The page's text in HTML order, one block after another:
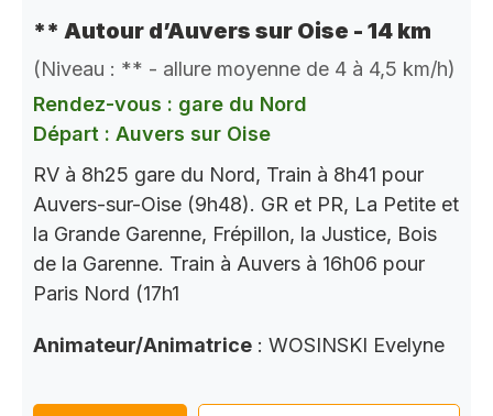
** Autour d’Auvers sur Oise - 14 km
(Niveau : ** - allure moyenne de 4 à 4,5 km/h)
Rendez-vous : gare du Nord
Départ : Auvers sur Oise
RV à 8h25 gare du Nord, Train à 8h41 pour
Auvers-sur-Oise (9h48). GR et PR, La Petite et
la Grande Garenne, Frépillon, la Justice, Bois
de la Garenne. Train à Auvers à 16h06 pour
Paris Nord (17h1
Animateur/Animatrice : WOSINSKI Evelyne